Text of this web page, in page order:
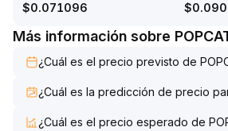
$0.071096 $
Más información sobre
¿Cuál es el precio previsto de
¿Cuál es la predicción de precio
¿Cuál es el precio esperado de